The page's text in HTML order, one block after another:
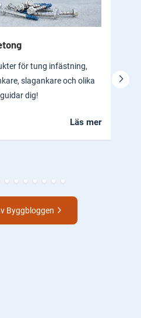
för tung infästning,
slagankare och olika
dig!
Läs mer
Byggbloggen